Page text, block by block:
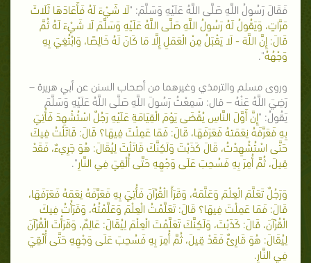
فَقَالَ رَسُولُ اللَّهِ صَلَّى اللَّهُ عَلَيْهِ وَسَلَّمَ: "لَا شَيْءَ لَهُ فَأَعَادَهَا ثَلَاثَ
مَرَّاتٍ، وَيَقُولُ لَهُ رَسُولُ اللَّهِ صَلَّى اللَّهُ عَلَيْهِ وَسَلَّمَ لَا شَيْءَ لَهُ ثُمَّ
قَالَ: إِنَّ اللَّهَ - لَا يَقْبَلُ مِنْ الْعَمَلِ إِلَّا مَا كَانَ لَهُ خَالِصًا، وَابْتُغِيَ بِهِ
وَجْهُهُ".
وروى مسلم والترمذي وغيرهما من أصحاب السنن عن أبي هريرة –
رَضِيَ اللَّهُ عَنْهُ – قال: سَمِعْتُ رَسُولَ اللَّهِ صَلَّى اللَّهُ عَلَيْهِ وَسَلَّمَ
يَقُولُ: "إِنَّ أَوَّلَ النَّاسِ يُقْضَى يَوْمَ الْقِيَامَةِ عَلَيْهِ رَجُلٌ اسْتُشْهِدَ فَأُتِيَ
بِهِ فَعَرَّفَهُ نِعَمَتهُ فَعَرَفَهَا، قَالَ: فَمَا عَمِلْتَ فِيهَا؟ قَالَ: قَاتَلْتُ فِيكَ
حَتَّى اسْتُشْهِدْتُ، قَالَ كَذَبْتَ وَلَكِنَّكَ قَاتَلْتَ لِيُقَالَ: هُوَ جَرِيءٌ، فَقَدْ
قِيلَ، ثُمَّ أُمِرَ بِهِ فَسُحِبَ عَلَى وَجْهِهِ حَتَّى أُلْقِيَ فِي النَّارِ".
وَرَجُلٌ تَعَلَّمَ الْعِلْمَ وَعَلَّمَهُ، وَقَرَأَ الْقُرْآنَ فَأُتِيَ بِهِ فَعَرَّفَهُ نِعَمَهُ فَعَرَفَهَا،
قَالَ: فَمَا عَمِلْتَ فِيهَا؟ قَالَ: تَعَلَّمْتُ الْعِلْمَ وَعَلَّمْتُهُ، وَقَرَأْتُ فِيكَ
الْقُرْآنَ، قَالَ: كَذَبْتَ، وَلَكِنَّكَ تَعَلَّمْتَ الْعِلْمَ لِيُقَالَ: عَالِمٌ، وَقَرَأْتَ الْقُرْآنَ
لِيُقَالَ: هُوَ قَارِئٌ فَقَدْ قِيلَ، ثُمَّ أُمِرَ بِهِ فَسُحِبَ عَلَى وَجْهِهِ حَتَّى أُلْقِيَ
فِي النَّارِ.